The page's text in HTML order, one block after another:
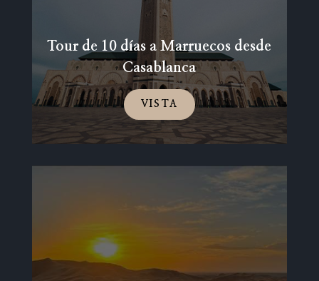
Tour de 10 días a Marruecos desde
Casablanca
VISTA